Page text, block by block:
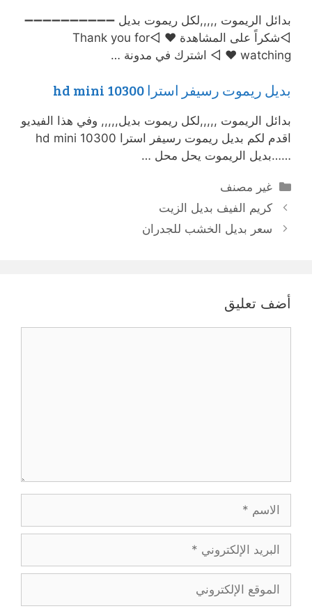
بدائل الريموت ,,,,,لكل ريموت بديل ➖➖➖➖➖➖➖➖➖➖
◅شكراً على المشاهدة ♥ ◅Thank you for
watching ♥ ◅ اشترك في مدونة …
بديل ريموت رسيفر استرا 10300 hd mini
بدائل الريموت ,,,,,لكل ريموت بديل,,,,, وفي هذا الفيديو
اقدم لكم بديل ريموت رسيفر استرا 10300 hd mini
……بديل الريموت يحل محل …
التصنيفات
غير مصنف
كريم الفيف بديل الزيت
سعر بديل الخشب للجدران
أضف تعليق
الاسم
البريد
الإلكتروني
الموقع
الإلكتروني